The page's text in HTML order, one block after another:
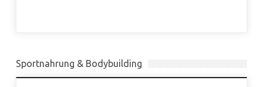
Sportnahrung & Bodybuilding